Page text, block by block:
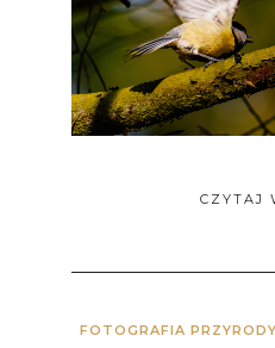
CZYTAJ
FOTOGRAFIA PRZYRODY